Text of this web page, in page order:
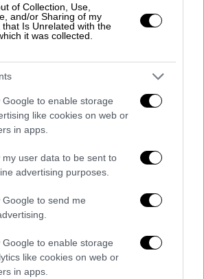
of Collection, Use,
and/or Sharing of my
that Is Unrelated with the
it was collected.
Google to enable storage
like cookies on web or
in apps.
my user data to be sent to
advertising purposes.
to send me
Google to enable storage
like cookies on web or
in apps.
πολύ δύσκολο να βγουν με
τις πικρές αλήθειες που
πρέπει να φτάσει στο
και να πορεύεται ως ένας
επιχειρηματίας,
πέρα κυρίως μόνος του, ή
μοντέρνους συνεταιρισμούς
με όλο και μικρότερες
πιο απαιτητική, όλο και πιο
και όπου κανείς δε θα μπορεί
προϊόν που δεν έχει υψηλά